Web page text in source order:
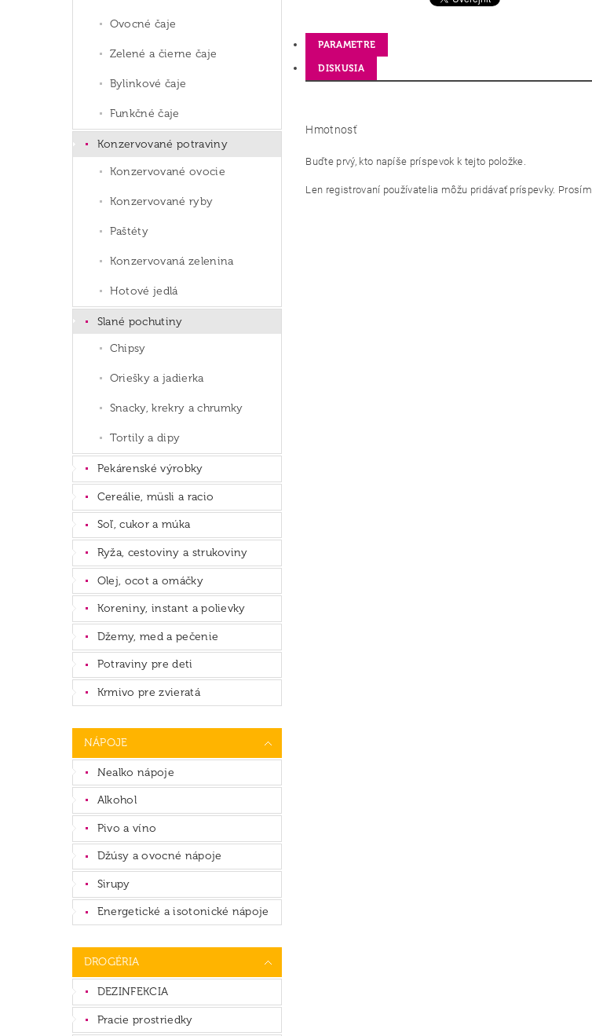
Ovocné čaje
Zelené a čierne čaje
Bylinkové čaje
Funkčné čaje
Konzervované potraviny
Konzervované ovocie
Konzervované ryby
Paštéty
Konzervovaná zelenina
Hotové jedlá
Slané pochutiny
Chipsy
Oriešky a jadierka
Snacky, krekry a chrumky
Tortily a dipy
Pekárenské výrobky
Cereálie, müsli a racio
Soľ, cukor a múka
Ryža, cestoviny a strukoviny
Olej, ocot a omáčky
Koreniny, instant a polievky
Džemy, med a pečenie
Potraviny pre deti
Krmivo pre zvieratá
NÁPOJE
Nealko nápoje
Alkohol
Pivo a víno
Džúsy a ovocné nápoje
Sirupy
Energetické a isotonické nápoje
DROGÉRIA
DEZINFEKCIA
Pracie prostriedky
PARAMETRE
DISKUSIA
Hmotnosť
Buďte prvý, kto napíše príspevok k tejto položke.
Len registrovaní používatelia môžu pridávať príspevky. Prosím